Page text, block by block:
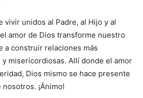
vivir unidos al Padre, al Hijo y al
amor de Dios transforme nuestro
a construir relaciones más
misericordiosas. Allí donde el amor
Dios mismo se hace presente
¡Ánimo!